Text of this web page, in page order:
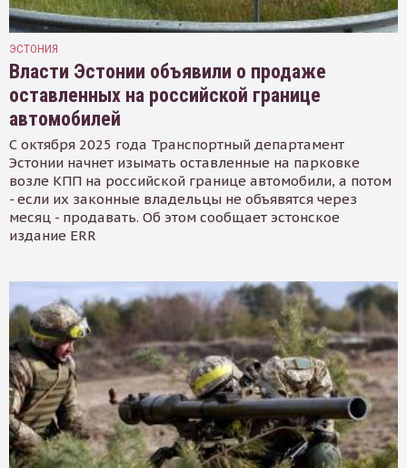
ЭСТОНИЯ
Власти Эстонии объявили о продаже
оставленных на российской границе
автомобилей
С октября 2025 года Транспортный департамент
Эстонии начнет изымать оставленные на парковке
возле КПП на российской границе автомобили, а потом
- если их законные владельцы не объявятся через
месяц - продавать. Об этом сообщает эстонское
издание ERR